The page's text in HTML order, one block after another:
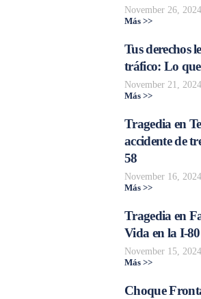
November 26, 2024
Más >>
Tus derechos
tráfico: Lo que
November 21, 2024
Más >>
Tragedia en
accidente de
58
November 16, 2024
Más >>
Tragedia en
Vida en la I-80
November 15, 2024
Más >>
Choque